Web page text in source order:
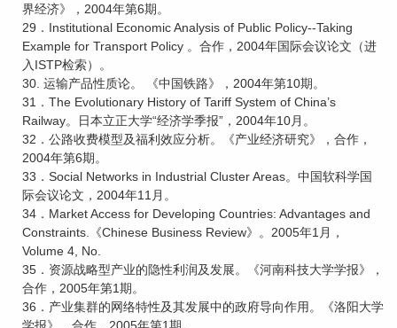
界经济》，2004年第6期。
29．Institutional Economic Analysis of Public Policy--Taking
Example for Transport Policy 。合作，2004年国际会议论文（进
入ISTP检索）。
30. 运输产品性质论。 《中国铁路》，2004年第10期。
31．The Evolutionary History of Tariff System of China’s
Railway。日本立正大学“经济学季报”，2004年10月。
32．公路收费模型及福利效应分析。《产业经济研究》，合作，
2004年第6期。
33．Social Networks in Industrial Cluster Areas。中国软科学国
际会议论文，2004年11月。
34．Market Access for Developing Countries: Advantages and
Constraints.《Chinese Business Review》。2005年1月，
Volume 4, No.
35．资源战略型产业的隐性利润及发展。《河南科技大学学报》，
合作，2005年第1期。
36．产业集群的网络特性及其发展中的政府导向作用。《洛阳大学
学报》，合作，2005年第1期。